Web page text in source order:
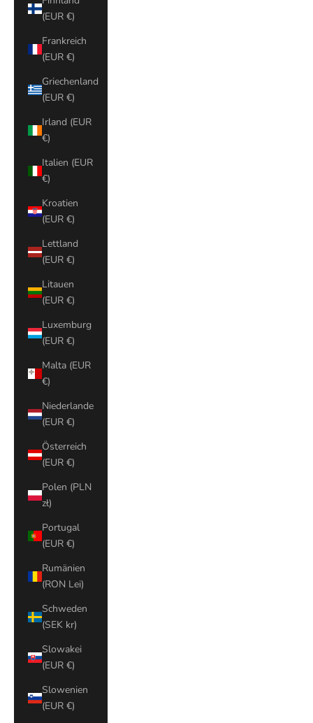
(EUR €)
Frankreich
(EUR €)
Griechenland
(EUR €)
Irland (EUR
€)
Italien (EUR
€)
Kroatien
(EUR €)
Lettland
(EUR €)
Litauen
(EUR €)
Luxemburg
(EUR €)
Malta (EUR
€)
Niederlande
(EUR €)
Österreich
(EUR €)
Polen (PLN
zł)
Portugal
(EUR €)
Rumänien
(RON Lei)
Schweden
(SEK kr)
Slowakei
(EUR €)
Slowenien
(EUR €)